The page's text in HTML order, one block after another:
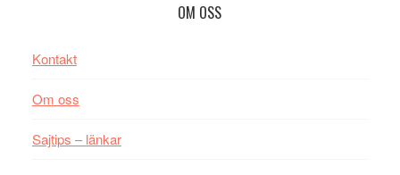
OM OSS
Kontakt
Om oss
Sajtips – länkar